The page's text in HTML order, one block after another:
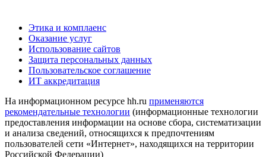
Этика и комплаенс
Оказание услуг
Использование сайтов
Защита персональных данных
Пользовательское соглашение
ИТ аккредитация
На информационном ресурсе hh.ru применяются
рекомендательные технологии (информационные технологии
предоставления информации на основе сбора, систематизации
и анализа сведений, относящихся к предпочтениям
пользователей сети «Интернет», находящихся на территории
Российской Федерации)